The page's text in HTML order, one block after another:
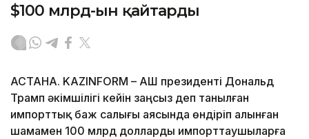
$100 млрд-ын қайтарды
АСТАНА. KAZINFORM – АҚШ президенті Дональд
Трамп әкімшілігі кейін заңсыз деп танылған
импорттық баж салығы аясында өндіріп алынған
шамамен 100 млрд долларды импорттаушыларға